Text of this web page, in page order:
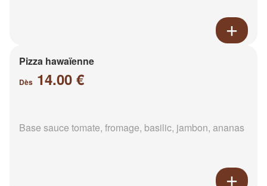
Pizza hawaïenne
Dès 14.00 €
Base sauce tomate, fromage, basilic, jambon, ananas